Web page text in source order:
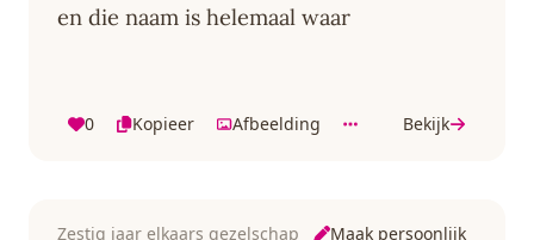
en die naam is helemaal waar
0 Kopieer Afbeelding Bekijk
Zestig jaar elkaars gezelschap Maak persoonlijk